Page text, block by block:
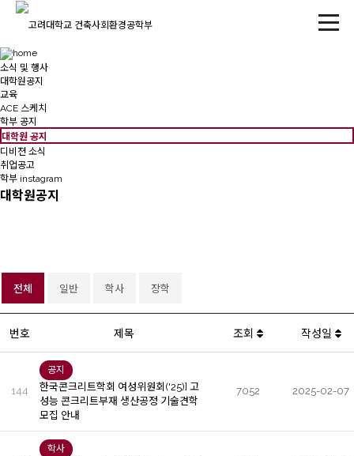
소식 및 행사
대학원공지
교육
ACE 스케치
학부 공지
대학원 공지
디비젼 소식
취업공고
학부 instagram
대학원공지
전체 일반 학사 장학
번호 제목 조회 작성일
144
공지
한국콘크리트학회 여성위원회('25)] 고
성능 콘크리트부재 생산공정 기술견학
모집 안내
7052 2025-02-07
학사